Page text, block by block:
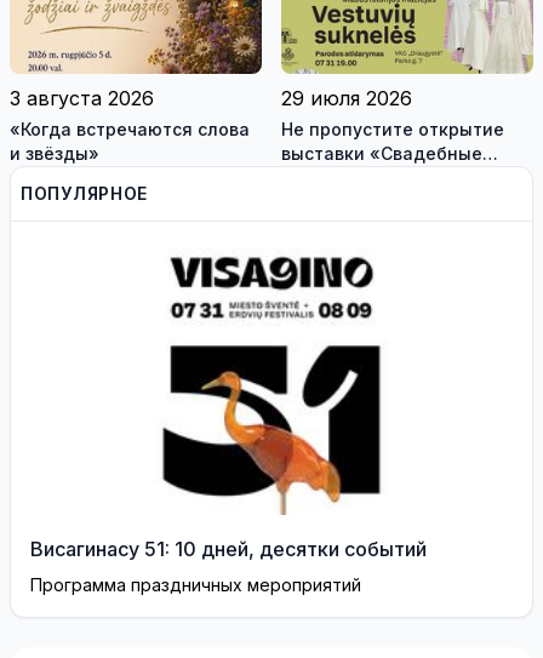
3 августа 2026
«Когда встречаются слова
и звёзды»
29 июля 2026
Не пропустите открытие
выставки «Свадебные
платья» и лекцию историка
Васильева!
ПОПУЛЯРНОЕ
Висагинасу 51: 10 дней, десятки событий
Программа праздничных мероприятий